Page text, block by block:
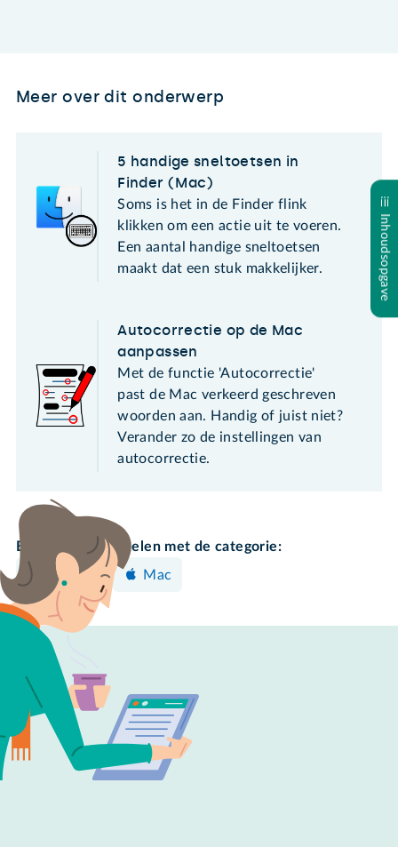
Inhoudsopgave
Meer over dit onderwerp
5 handige sneltoetsen in
Finder (Mac)
Soms is het in de Finder flink
klikken om een actie uit te voeren.
Een aantal handige sneltoetsen
maakt dat een stuk makkelijker.
Autocorrectie op de Mac
aanpassen
Met de functie 'Autocorrectie'
past de Mac verkeerd geschreven
woorden aan. Handig of juist niet?
Verander zo de instellingen van
autocorrectie.
Bekijk meer artikelen met de categorie:
Instellen
Mac